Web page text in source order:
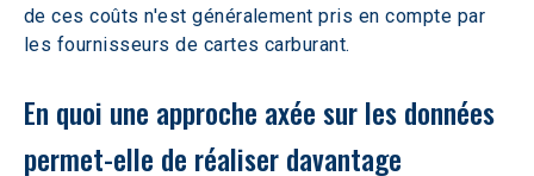
de ces coûts n'est généralement pris en compte par
les fournisseurs de cartes carburant.
En quoi une approche axée sur les données
permet-elle de réaliser davantage